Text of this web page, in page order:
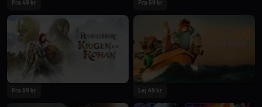
2024
Fra 49 kr
2024
Fra 59 kr
Fra 59 kr Lej 49 kr